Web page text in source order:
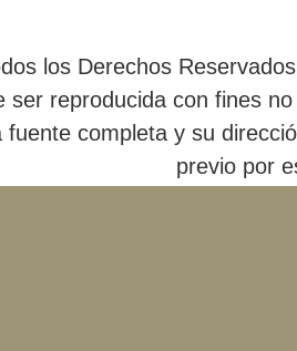
los Derechos
ser reproducida con fines
fuente completa y su
previo por